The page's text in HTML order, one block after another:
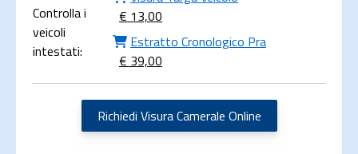
Controlla i
veicoli
intestati:
€ 13,00
Estratto Cronologico Pra
€ 39,00
Richiedi Visura Camerale Online